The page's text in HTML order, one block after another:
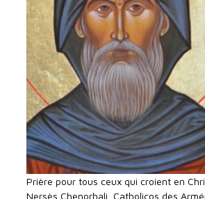
Prière pour tous ceux qui croient en
Nersès Chenorhali, Catholicos des